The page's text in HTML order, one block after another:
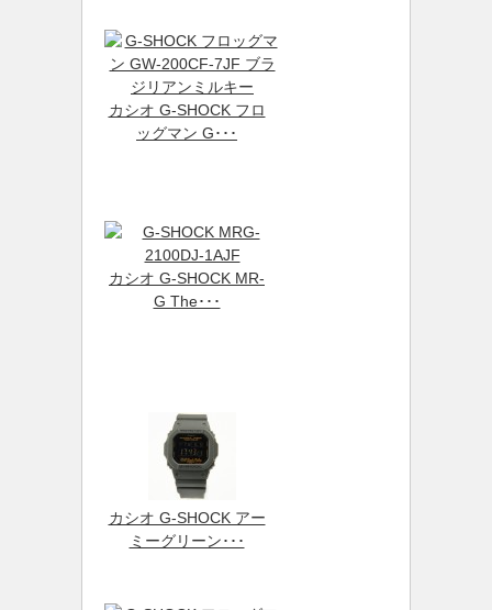
カシオ G-SHOCK フロ
ッグマン G･･･
カシオ G-SHOCK MR-
G The･･･
カシオ G-SHOCK アー
ミーグリーン･･･